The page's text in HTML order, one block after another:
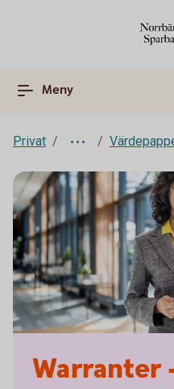
Meny
Privat
Warranter